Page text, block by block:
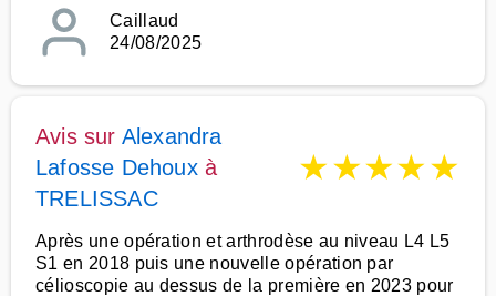
Caillaud
24/08/2025
Avis sur Alexandra
Lafosse Dehouxà
TRELISSAC
★★★★★
Après une opération et arthrodèse au niveau L4 L5
S1 en 2018 puis une nouvelle opération par
célioscopie au dessus de la première en 2023 pour